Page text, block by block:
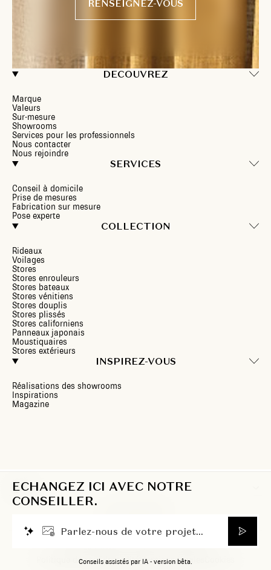
ECHANGEZ ICI AVEC NOTRE
CONSEILLER.
Parlez-nous de votre projet...
Conseils assistés par IA - version bêta.
DECOUVREZ
Marque
Valeurs
Sur-mesure
Showrooms
Services pour les professionnels
Nous contacter
Nous rejoindre
SERVICES
Conseil à domicile
Prise de mesures
Fabrication sur mesure
Pose experte
COLLECTION
Rideaux
Voilages
Stores
Stores enrouleurs
Stores bateaux
Stores vénitiens
Stores douplis
Stores plissés
Stores californiens
Panneaux japonais
Moustiquaires
Stores extérieurs
INSPIREZ-VOUS
Réalisations des showrooms
Inspirations
Magazine
RENSEIGNEZ-VOUS
FR
Politique de confidentialitéMentions légales